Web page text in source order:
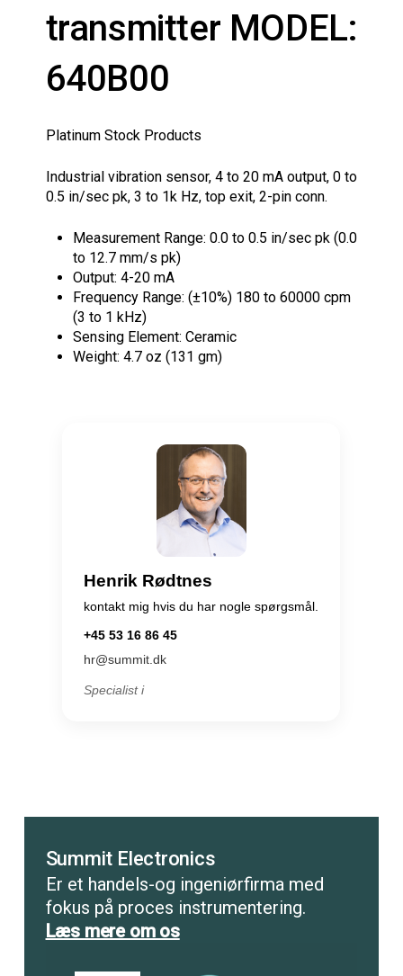
transmitter MODEL:
640B00
Platinum Stock Products
Industrial vibration sensor, 4 to 20 mA output, 0 to
0.5 in/sec pk, 3 to 1k Hz, top exit, 2-pin conn.
Measurement Range: 0.0 to 0.5 in/sec pk (0.0
to 12.7 mm/s pk)
Output: 4-20 mA
Frequency Range: (±10%) 180 to 60000 cpm
(3 to 1 kHz)
Sensing Element: Ceramic
Weight: 4.7 oz (131 gm)
Henrik Rødtnes
kontakt mig hvis du har nogle spørgsmål.
+45 53 16 86 45
hr@summit.dk
Specialist i
Summit Electronics
Er et handels-og ingeniørfirma med
fokus på proces instrumentering.
Læs mere om os